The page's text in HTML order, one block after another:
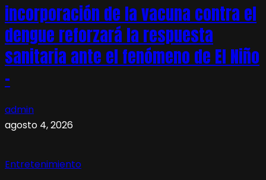
incorporación de la vacuna contra el
dengue reforzará la respuesta
sanitaria ante el fenómeno de El Niño
–
admin
agosto 4, 2026
Entretenimiento